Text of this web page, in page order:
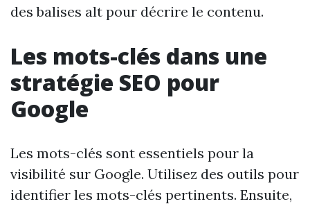
des balises alt pour décrire le contenu.
Les mots-clés dans une
stratégie SEO pour
Google
Les mots-clés sont essentiels pour la
visibilité sur Google. Utilisez des outils pour
identifier les mots-clés pertinents. Ensuite,